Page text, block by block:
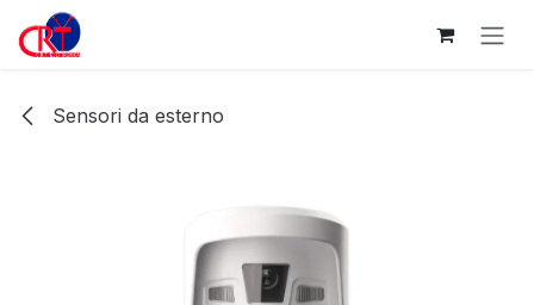
Passa al contenuto
Sensori da esterno